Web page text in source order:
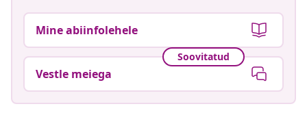
Mine abiinfolehele
Soovitatud
Vestle meiega